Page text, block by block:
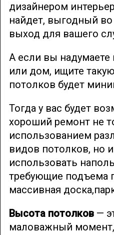
дизайнером
найдет, выгодный
выход для вашего
А если вы надумаете
или дом, ищите
потолков будет
Тогда у вас будет
хороший ремонт не
использованием
видов потолков, но
использовать
требующие подъема
массивная
Высота потолков—
маловажный момент,